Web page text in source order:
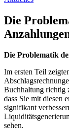
Die
Die Problematik
Im ersten Teil
Buchhaltung richtig
dass Sie mit diesen
signifikant
sehen.